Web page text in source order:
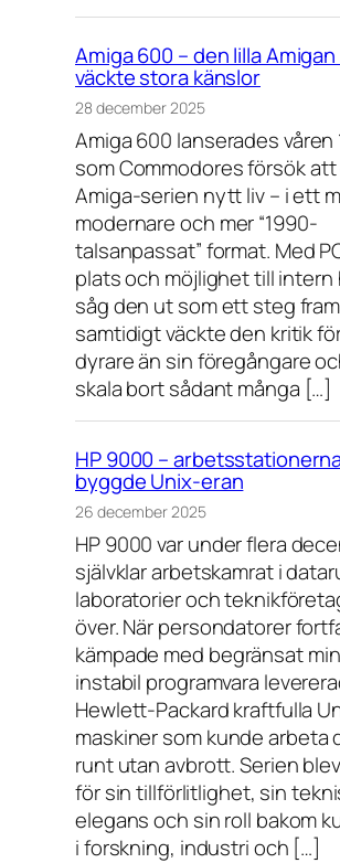
Amiga 600 – den lilla
väckte stora känslor
28 december 2025
Amiga 600 lanserades våren
som Commodores försök att
Amiga-serien nytt liv – i ett
modernare och mer “1990-
talsanpassat” format. Med
plats och möjlighet till intern
såg den ut som ett steg
samtidigt väckte den kritik
dyrare än sin föregångare
skala bort sådant många […]
HP 9000 –
byggde Unix-eran
26 december 2025
HP 9000 var under flera
självklar arbetskamrat i
laboratorier och
över. När persondatorer
kämpade med begränsat
instabil programvara
Hewlett-Packard kraftfulla
maskiner som kunde arbeta
runt utan avbrott. Serien
för sin tillförlitlighet, sin
elegans och sin roll bakom
i forskning, industri och […]